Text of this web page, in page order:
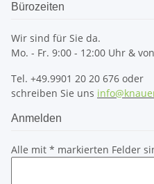
Bürozeiten
Wir sind für Sie da.
Mo. - Fr. 9:00 - 12:00 Uhr &
Tel. +49.9901 20 20 676 oder
schreiben Sie uns
Anmelden
Alle mit * markierten Felder